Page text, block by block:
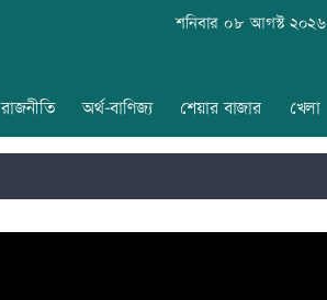
শনিবার ০৮ আগস্ট ২০২৬
রাজনীতি অর্থ-বাণিজ্য শেয়ার বাজার খেলা